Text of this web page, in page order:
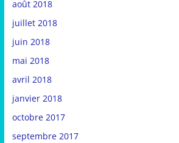
août 2018
juillet 2018
juin 2018
mai 2018
avril 2018
janvier 2018
octobre 2017
septembre 2017